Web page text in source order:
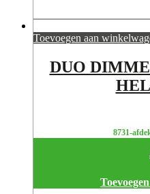
Toevoegen aan
DUO
8731-